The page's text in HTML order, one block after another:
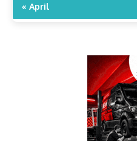
« April